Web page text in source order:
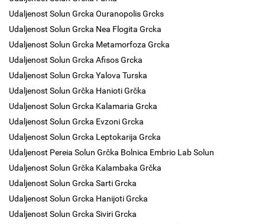
Udaljenost Solun Grcka Ouranopolis Grcks
Udaljenost Solun Grcka Nea Flogita Grcka
Udaljenost Solun Grcka Metamorfoza Grcka
Udaljenost Solun Grcka Afisos Grcka
Udaljenost Solun Grcka Yalova Turska
Udaljenost Solun Grčka Hanioti Grčka
Udaljenost Solun Grcka Kalamaria Grcka
Udaljenost Solun Grcka Evzoni Grcka
Udaljenost Solun Grcka Leptokarija Grcka
Udaljenost Pereia Solun Grčka Bolnica Embrio Lab Solun
Udaljenost Solun Grčka Kalambaka Grčka
Udaljenost Solun Grcka Sarti Grcka
Udaljenost Solun Grcka Hanijoti Grcka
Udaljenost Solun Grcka Siviri Grcka